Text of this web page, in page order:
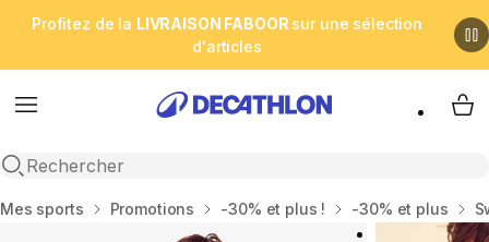
Profitez de la LIVRAISON FABOOR sur une sélection
d'articles
Menu
Open search
My
Accueil
Mes sports Promotions -30% et plus ! -30% et plus